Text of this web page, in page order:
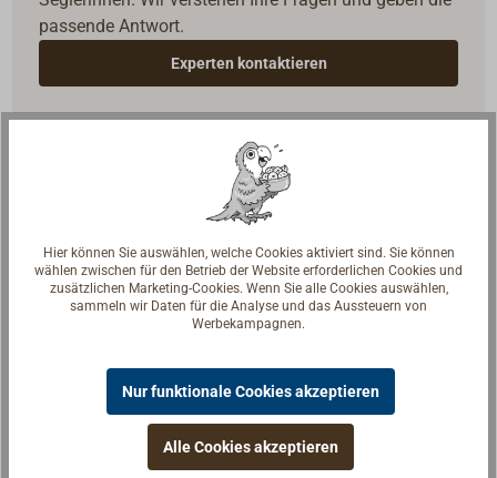
passende Antwort.
Experten kontaktieren
Rechtliche Hinweise zum Produkt
CLP-Verordnung
Symbole
Signalwort Gefahr!
H225, H315, H319, H332, H335
Hier können Sie auswählen, welche Cookies aktiviert sind. Sie können
wählen zwischen für den Betrieb der Website erforderlichen Cookies und
zusätzlichen Marketing-Cookies. Wenn Sie alle Cookies auswählen,
sammeln wir Daten für die Analyse und das Aussteuern von
Werbekampagnen.
Nur funktionale Cookies akzeptieren
Alle Cookies akzeptieren